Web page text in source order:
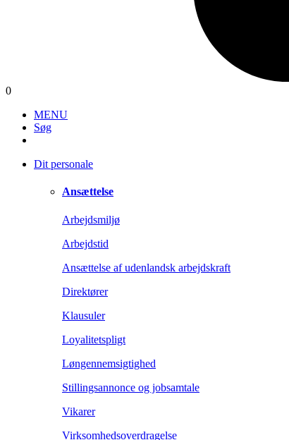
0
MENU
Søg
Dit personale
Ansættelse
Arbejdsmiljø
Arbejdstid
Ansættelse af udenlandsk arbejdskraft
Direktører
Klausuler
Loyalitetspligt
Løngennemsigtighed
Stillingsannonce og jobsamtale
Vikarer
Virksomhedsoverdragelse